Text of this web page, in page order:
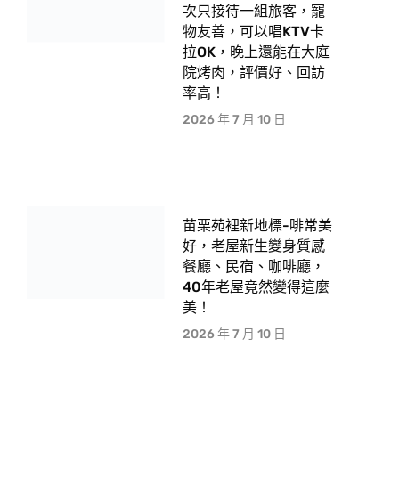
次只接待一組旅客，寵
物友善，可以唱KTV卡
拉OK，晚上還能在大庭
院烤肉，評價好、回訪
率高！
2026 年 7 月 10 日
苗栗苑裡新地標-啡常美
好，老屋新生變身質感
餐廳、民宿、咖啡廳，
40年老屋竟然變得這麼
美！
2026 年 7 月 10 日